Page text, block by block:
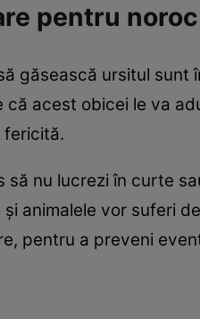
pentru
găsească ursitul
că acest obicei le va
fericită.
nu lucrezi în curte
animalele vor suferi
pentru a preveni